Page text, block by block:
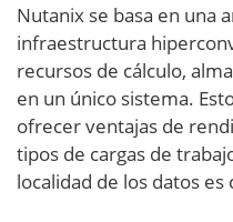
Nutanix se basa en una
infraestructura
recursos de cálculo,
en un único sistema.
ofrecer ventajas de
tipos de cargas de
localidad de los datos es